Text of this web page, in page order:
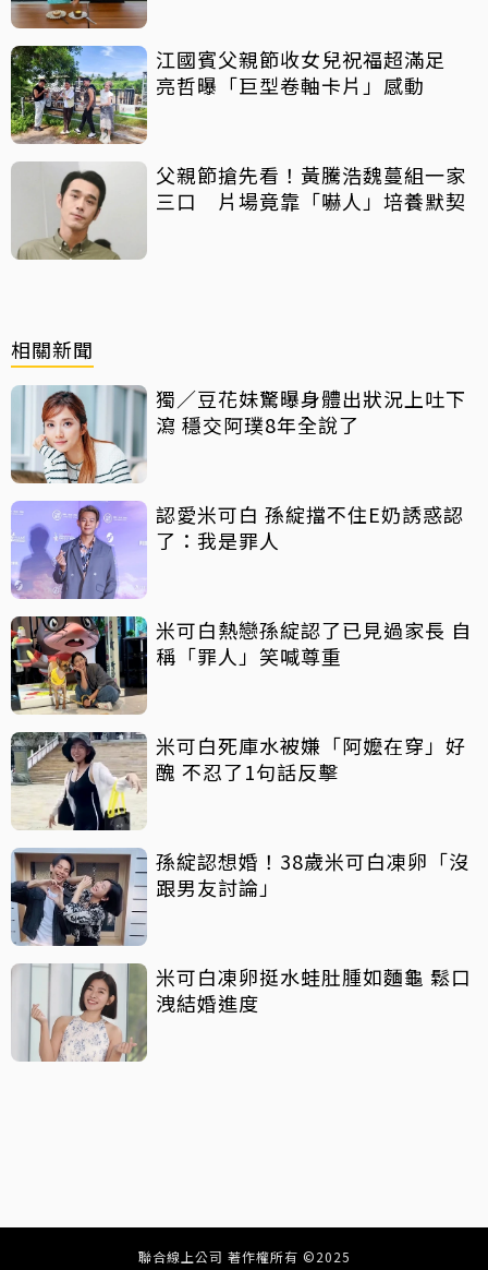
江國賓父親節收女兒祝福超滿足
亮哲曝「巨型卷軸卡片」感動
父親節搶先看！黃騰浩魏蔓組一家
三口 片場竟靠「嚇人」培養默契
相關新聞
獨／豆花妹驚曝身體出狀況上吐下
瀉 穩交阿璞8年全說了
認愛米可白 孫綻擋不住E奶誘惑認
了：我是罪人
米可白熱戀孫綻認了已見過家長 自
稱「罪人」笑喊尊重
米可白死庫水被嫌「阿嬤在穿」好
醜 不忍了1句話反擊
孫綻認想婚！38歲米可白凍卵「沒
跟男友討論」
米可白凍卵挺水蛙肚腫如麵龜 鬆口
洩結婚進度
聯合線上公司 著作權所有 ©2025